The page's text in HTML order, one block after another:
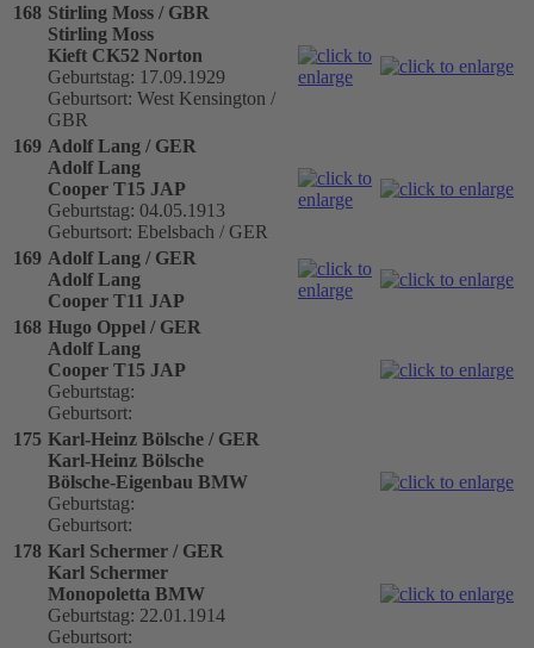
168 Stirling Moss / GBR
Stirling Moss
Kieft CK52 Norton
Geburtstag: 17.09.1929
Geburtsort: West Kensington /
GBR
169 Adolf Lang / GER
Adolf Lang
Cooper T15 JAP
Geburtstag: 04.05.1913
Geburtsort: Ebelsbach / GER
169 Adolf Lang / GER
Adolf Lang
Cooper T11 JAP
168 Hugo Oppel / GER
Adolf Lang
Cooper T15 JAP
Geburtstag:
Geburtsort:
175 Karl-Heinz Bölsche / GER
Karl-Heinz Bölsche
Bölsche-Eigenbau BMW
Geburtstag:
Geburtsort:
178 Karl Schermer / GER
Karl Schermer
Monopoletta BMW
Geburtstag: 22.01.1914
Geburtsort: